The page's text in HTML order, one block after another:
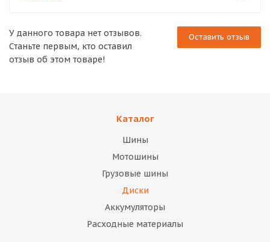
Оставить отзыв
У данного товара нет отзывов.
Станьте первым, кто оставил
отзыв об этом товаре!
Каталог
Шины
Мотошины
Грузовые шины
Диски
Аккумуляторы
Расходные материалы